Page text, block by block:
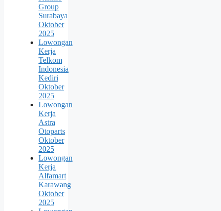
Group
Surabaya
Oktober
2025
Lowongan
Kerja
Telkom
Indonesia
Kediri
Oktober
2025
Lowongan
Kerja
Astra
Otoparts
Oktober
2025
Lowongan
Kerja
Alfamart
Karawang
Oktober
2025